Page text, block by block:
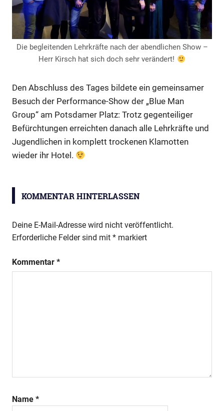
Die begleitenden Lehrkräfte nach der abendlichen Show –
Herr Kirsch hat sich doch sehr verändert!
Den Abschluss des Tages bildete ein gemeinsamer
Besuch der Performance-Show der „Blue Man
Group“ am Potsdamer Platz: Trotz gegenteiliger
Befürchtungen erreichten danach alle Lehrkräfte und
Jugendlichen in komplett trockenen Klamotten
wieder ihr Hotel.
Fahrt
KOMMENTAR HINTERLASSEN
Deine E-Mail-Adresse wird nicht veröffentlicht.
Erforderliche Felder sind mit * markiert
Kommentar *
Name *